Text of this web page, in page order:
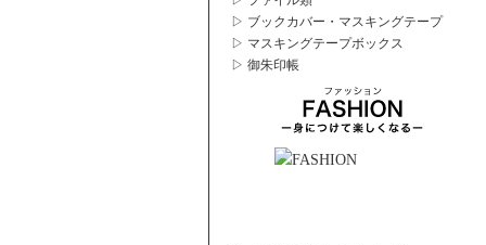
▷ ブックカバー・マスキングテープ
▷ マスキングテープボックス
▷ 御朱印帳